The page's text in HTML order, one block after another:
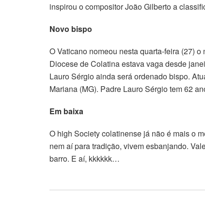
inspirou o compositor João Gilberto a
Novo bispo
O Vaticano nomeou nesta quarta-feira (27)
Diocese de Colatina estava vaga desde
Lauro Sérgio ainda será ordenado bispo.
Mariana (MG). Padre Lauro Sérgio tem 62
Em baixa
O high Society colatinense já não é mais o
nem aí para tradição, vivem esbanjando.
barro. E aí, kkkkkk…